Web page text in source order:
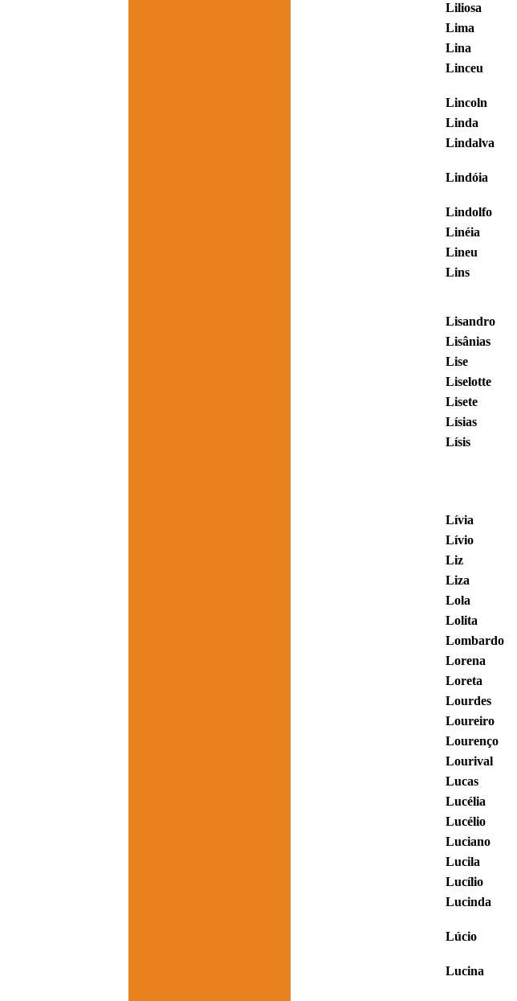
Liliosa
Lima
Lina
Linceu
Lincoln
Linda
Lindalva
Lindóia
Lindolfo
Linéia
Lineu
Lins
Lisandro
Lisânias
Lise
Liselotte
Lisete
Lísias
Lísis
Lívia
Lívio
Liz
Liza
Lola
Lolita
Lombardo
Lorena
Loreta
Lourdes
Loureiro
Lourenço
Lourival
Lucas
Lucélia
Lucélio
Luciano
Lucila
Lucílio
Lucinda
Lúcio
Lucina